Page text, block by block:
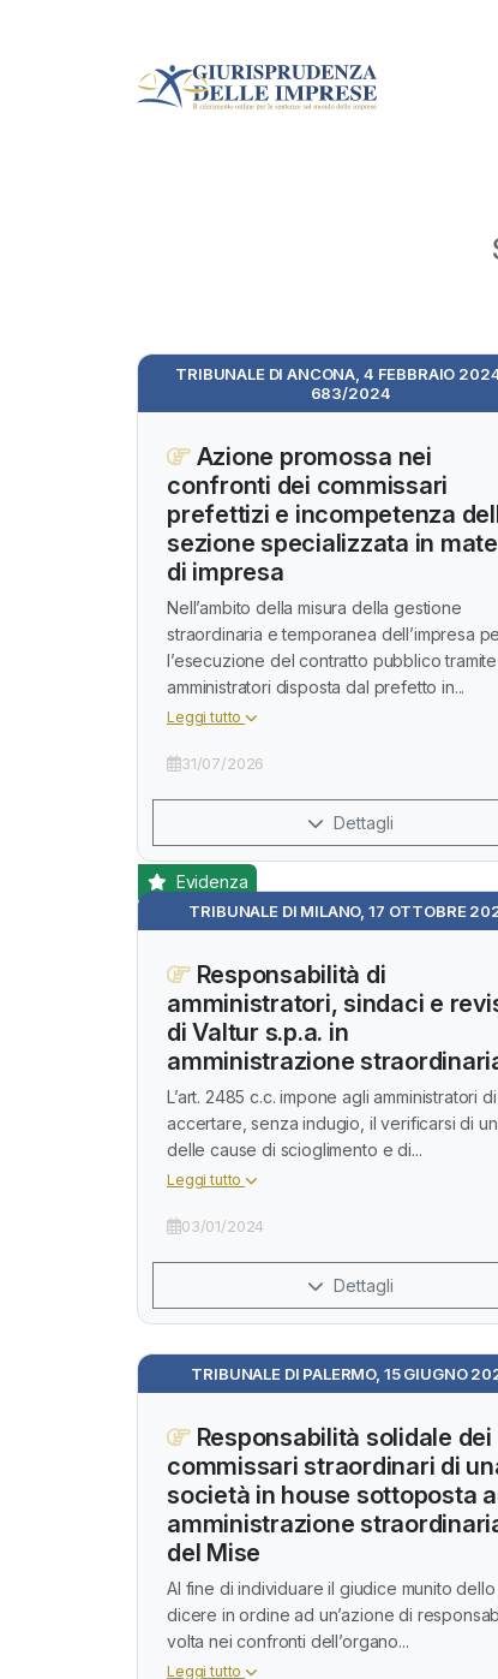
TRIBUNALE DI ANCONA, 4 FEBBRAIO
683/2024
Azione promossa nei
confronti dei commissari
prefettizi e incompetenza
sezione specializzata in
di impresa
Nell’ambito della misura della gestione
straordinaria e temporanea dell’impresa
l’esecuzione del contratto pubblico tramite
amministratori disposta dal prefetto in...
Leggi tutto
31/07/2026
Dettagli
TRIBUNALE DI MILANO, 17 OTTOBRE
Evidenza
Responsabilità di
amministratori, sindaci e
di Valtur s.p.a. in
amministrazione
L’art. 2485 c.c. impone agli amministratori di
accertare, senza indugio, il verificarsi di
delle cause di scioglimento e di...
Leggi tutto
03/01/2024
Dettagli
TRIBUNALE DI PALERMO, 15 GIUGNO
Responsabilità solidale dei
commissari straordinari di
società in house sottoposta
amministrazione
del Mise
Al fine di individuare il giudice munito dello
dicere in ordine ad un’azione di
volta nei confronti dell’organo...
Leggi tutto